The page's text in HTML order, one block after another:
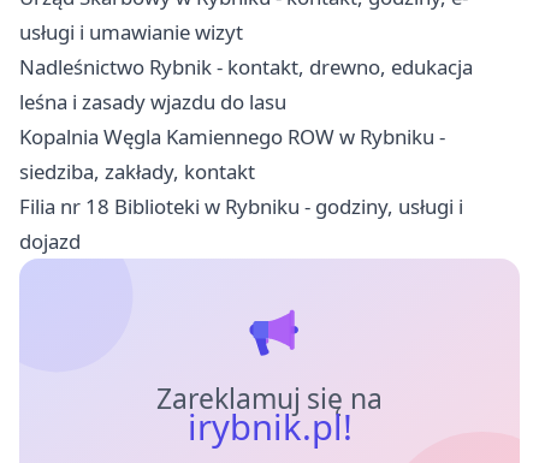
usługi i umawianie wizyt
Nadleśnictwo Rybnik - kontakt, drewno, edukacja
leśna i zasady wjazdu do lasu
Kopalnia Węgla Kamiennego ROW w Rybniku -
siedziba, zakłady, kontakt
Filia nr 18 Biblioteki w Rybniku - godziny, usługi i
dojazd
Zareklamuj się na
irybnik.pl!